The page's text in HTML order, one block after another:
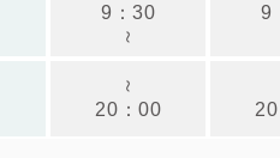
9：30
～
9
～
20：00